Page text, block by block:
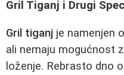
Gril Tiganj i Drugi
Gril tiganj je namenjen
ali nemaju mogućnost
loženje. Rebrasto dno